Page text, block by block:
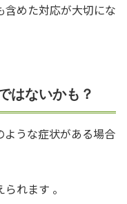
めた対応が大切にな
はないかも？
うな症状がある場合
られます 。